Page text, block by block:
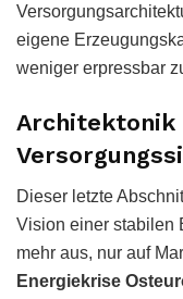
eigene
weniger erpressbar
Architektonik
Dieser letzte
Vision einer stabilen
mehr aus, nur auf
Energiekrise